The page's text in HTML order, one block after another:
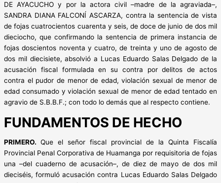
DE AYACUCHO y por la actora civil –madre de la agraviada–,
SANDRA DIANA FALCONÍ ASCARZA, contra la sentencia de vista
de fojas cuatrocientos cuarenta y seis, de doce de junio de dos mil
dieciocho, que confirmando la sentencia de primera instancia de
fojas doscientos noventa y cuatro, de treinta y uno de agosto de
dos mil diecisiete, absolvió a Lucas Eduardo Salas Delgado de la
acusación fiscal formulada en su contra por delitos de actos
contra el pudor de menor de edad, violación sexual de menor de
edad consumado y violación sexual de menor de edad tentado en
agravio de S.B.B.F.; con todo lo demás que al respecto contiene.
FUNDAMENTOS DE HECHO
PRIMERO. Que el señor fiscal provincial de la Quinta Fiscalía
Provincial Penal Corporativa de Huamanga por requisitoria de fojas
una –del cuaderno de acusación–, de diez de mayo de dos mil
dieciséis, formuló acusación contra Lucas Eduardo Salas Delgado